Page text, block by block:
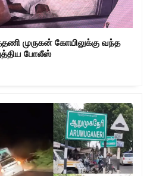
முருகன் கோயிலுக்கு வந்த
போலீஸ்